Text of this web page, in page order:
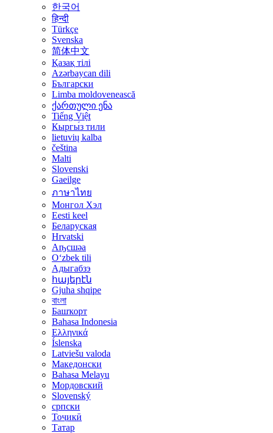
한국어
हिन्दी
Türkçe
Svenska
简体中文
Қазақ тілі
Azərbaycan dili
Български
Limba moldovenească
ქართული ენა
Tiếng Việt
Кыргы́з тили
lietuvių kalba
čeština
Malti
Slovenski
Gaeilge
ภาษาไทย
Монгол Хэл
Eesti keel
Беларуская
Hrvatski
Аҧсшәа
Oʻzbek tili
Адыгабзэ
հայերէն
Gjuha shqipe
বাংলা
Башҡорт
Bahasa Indonesia
Ελληνικά
Íslenska
Latviešu valoda
Македонски
Bahasa Melayu
Мордовский
Slovenský
српски
Тоҷикӣ
Татар